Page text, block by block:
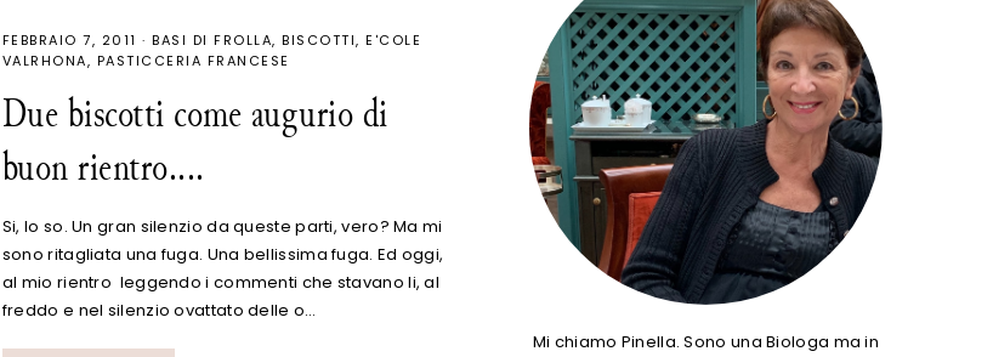
FEBBRAIO 7, 2011 · BASI DI FROLLA BISCOTTI E'COLE
VALRHONA
PASTICCERIA FRANCESE
Due biscotti come augurio di
buon rientro....
Si, lo so. Un gran silenzio da queste parti, vero? Ma mi
sono ritagliata una fuga. Una bellissima fuga. Ed oggi,
al mio rientro leggendo i commenti che stavano li, al
freddo e nel silenzio ovattato delle o…
Mi chiamo Pinella. Sono una Biologa ma in